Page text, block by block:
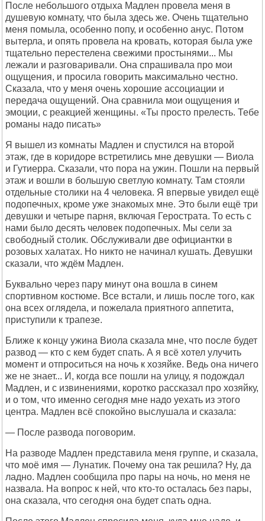
После небольшого отдыха Мадлен провела меня в
душевую комнату, что была здесь же. Очень тщательно
меня помыла, особенно попу, и особенно анус. Потом
вытерла, и опять провела на кровать, которая была уже
тщательно перестелена свежими простынями... Мы
лежали и разговаривали. Она спрашивала про мои
ощущения, и просила говорить максимально честно.
Сказала, что у меня очень хорошие ассоциации и
передача ощущений. Она сравнила мои ощущения и
эмоции, с реакцией женщины. «Ты просто прелесть. Тебе
романы надо писать»
Я вышел из комнаты Мадлен и спустился на второй
этаж, где в коридоре встретились мне девушки — Виола
и Гутиерра. Сказали, что пора на ужин. Пошли на первый
этаж и вошли в большую светлую комнату. Там стояли
отдельные столики на 4 человека. Я впервые увидел ещё
подопечных, кроме уже знакомых мне. Это были ещё три
девушки и четыре парня, включая Герострата. То есть с
нами было десять человек подопечных. Мы сели за
свободный столик. Обслуживали две официантки в
розовых халатах. Но никто не начинал кушать. Девушки
сказали, что ждём Мадлен.
Буквально через пару минут она вошла в синем
спортивном костюме. Все встали, и лишь после того, как
она всех оглядела, и пожелала приятного аппетита,
приступили к трапезе.
Ближе к концу ужина Виола сказала мне, что после будет
развод — кто с кем будет спать. А я всё хотел улучить
момент и отпроситься на ночь к хозяйке. Ведь она ничего
же не знает... И, когда все пошли на улицу, я подождал
Мадлен, и с извинениями, коротко рассказал про хозяйку,
и о том, что именно сегодня мне надо уехать из этого
центра. Мадлен всё спокойно выслушала и сказала:
— После развода поговорим.
На разводе Мадлен представила меня группе, и сказала,
что моё имя — Лунатик. Почему она так решила? Ну, да
ладно. Мадлен сообщила про пары на ночь, но меня не
назвала. На вопрос к ней, что кто-то осталась без пары,
она сказала, что сегодня она будет спать одна.